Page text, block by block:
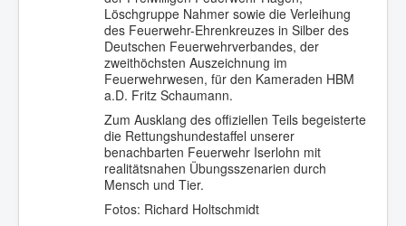
Löschgruppe Nahmer sowie die Verleihung
des Feuerwehr-Ehrenkreuzes in Silber des
Deutschen Feuerwehrverbandes, der
zweithöchsten Auszeichnung im
Feuerwehrwesen, für den Kameraden HBM
a.D. Fritz Schaumann.
Zum Ausklang des offiziellen Teils begeisterte
die Rettungshundestaffel unserer
benachbarten Feuerwehr Iserlohn mit
realitätsnahen Übungsszenarien durch
Mensch und Tier.
Fotos: Richard Holtschmidt